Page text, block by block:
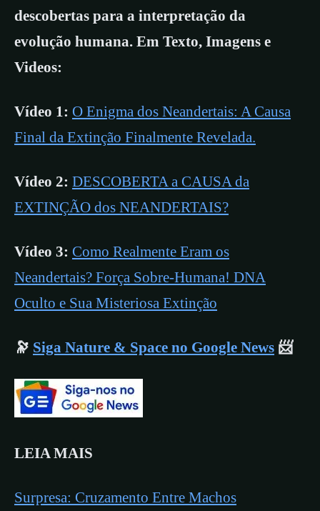
descobertas para a interpretação da
evolução humana. Em Texto, Imagens e
Videos:
Vídeo 1: O Enigma dos Neandertais: A Causa
Final da Extinção Finalmente Revelada.
Vídeo 2: DESCOBERTA a CAUSA da
EXTINÇÃO dos NEANDERTAIS?
Vídeo 3: Como Realmente Eram os
Neandertais? Força Sobre-Humana! DNA
Oculto e Sua Misteriosa Extinção
🔭 Siga Nature & Space no Google News 📨
LEIA MAIS
Surpresa: Cruzamento Entre Machos